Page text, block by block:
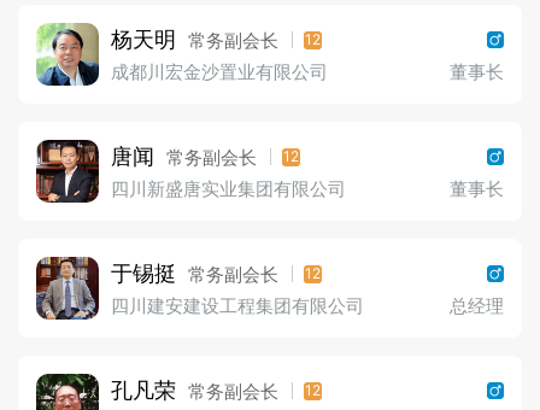
杨天明 常务副会长 12
成都川宏金沙置业有限公司 董事长
唐闻 常务副会长 12
四川新盛唐实业集团有限公司 董事长
于锡挺 常务副会长 12
四川建安建设工程集团有限公司 总经理
孔凡荣 常务副会长 12